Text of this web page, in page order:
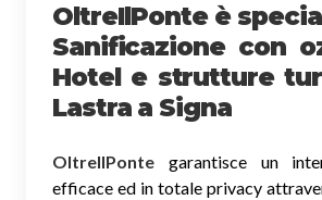
OltreIlPonte è
Sanificazione con
Hotel e strutture
Lastra a Signa
OltreIlPonte garantisce un
efficace ed in totale privacy